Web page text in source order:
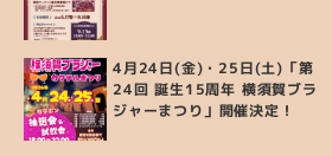
4月24日(金)・25日(土)「第
24回 誕生15周年 横須賀ブラ
ジャーまつり」開催決定！